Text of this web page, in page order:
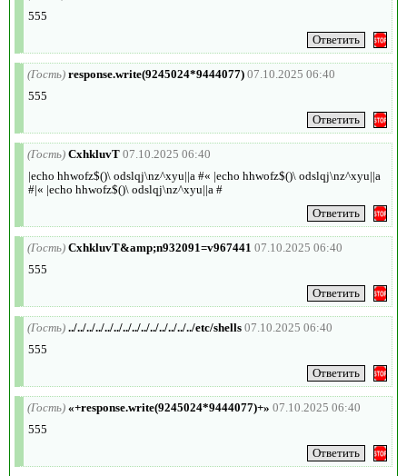
555
(Гость) response.write(9245024*9444077) 07.10.2025 06:40
555
(Гость) CxhkluvT 07.10.2025 06:40
|echo hhwofz$()\ odslqj\nz^xyu||a #« |echo hhwofz$()\ odslqj\nz^xyu||a
#|« |echo hhwofz$()\ odslqj\nz^xyu||a #
(Гость) CxhkluvT&amp;n932091=v967441 07.10.2025 06:40
555
(Гость) ../../../../../../../../../../../../../../etc/shells 07.10.2025 06:40
555
(Гость) «+response.write(9245024*9444077)+» 07.10.2025 06:40
555